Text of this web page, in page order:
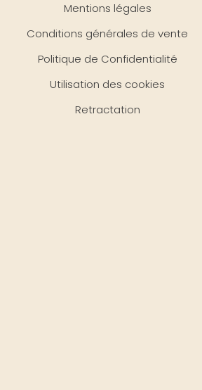
Mentions légales
Conditions générales de vente
Politique de Confidentialité
Utilisation des cookies
Retractation